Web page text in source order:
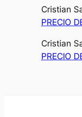
Cristian
PRECIO
Cristian
PRECIO